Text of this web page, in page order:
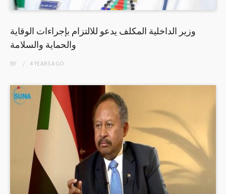
وزير الداخلية المكلف يدعو للالتزام بإجراءات الوقاية
والحماية والسلامة
BY 4 YEARSAGO